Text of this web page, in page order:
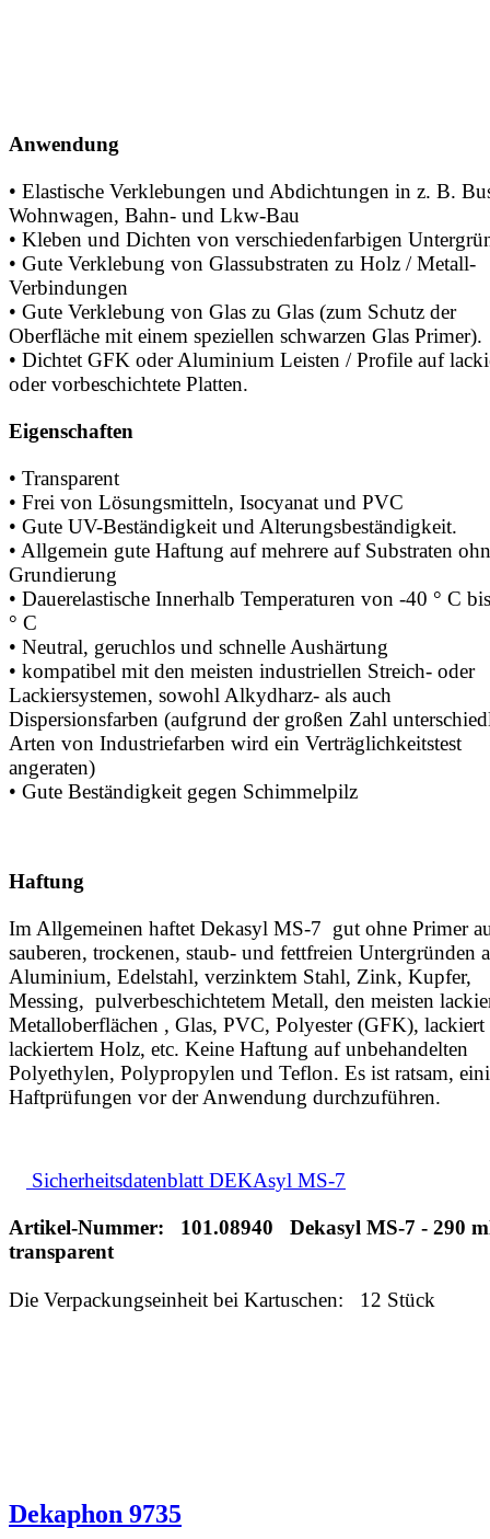
Anwendung
• Elastische Verklebungen und Abdichtungen in z. B.
Wohnwagen, Bahn- und Lkw-Bau
• Kleben und Dichten von verschiedenfarbigen
• Gute Verklebung von Glassubstraten zu Holz / Metall-
Verbindungen
• Gute Verklebung von Glas zu Glas (zum Schutz der
Oberfläche mit einem speziellen schwarzen Glas Primer).
• Dichtet GFK oder Aluminium Leisten / Profile auf
oder vorbeschichtete Platten.
Eigenschaften
• Transparent
• Frei von Lösungsmitteln, Isocyanat und PVC
• Gute UV-Beständigkeit und Alterungsbeständigkeit.
• Allgemein gute Haftung auf mehrere auf Substraten
Grundierung
• Dauerelastische Innerhalb Temperaturen von -40 ° C
° C
• Neutral, geruchlos und schnelle Aushärtung
• kompatibel mit den meisten industriellen Streich- oder
Lackiersystemen, sowohl Alkydharz- als auch
Dispersionsfarben (aufgrund der großen Zahl
Arten von Industriefarben wird ein Verträglichkeitstest
angeraten)
• Gute Beständigkeit gegen Schimmelpilz
Haftung
Im Allgemeinen haftet Dekasyl MS-7 gut ohne Primer
sauberen, trockenen, staub- und fettfreien Untergründen
Aluminium, Edelstahl, verzinktem Stahl, Zink, Kupfer,
Messing, pulverbeschichtetem Metall, den meisten
Metalloberflächen , Glas, PVC, Polyester (GFK), lackiert
lackiertem Holz, etc. Keine Haftung auf unbehandelten
Polyethylen, Polypropylen und Teflon. Es ist ratsam,
Haftprüfungen vor der Anwendung durchzuführen.
Sicherheitsdatenblatt DEKAsyl MS-7
Artikel-Nummer: 101.08940 Dekasyl MS-7 - 290
transparent
Die Verpackungseinheit bei Kartuschen: 12 Stück
Dekaphon 9735